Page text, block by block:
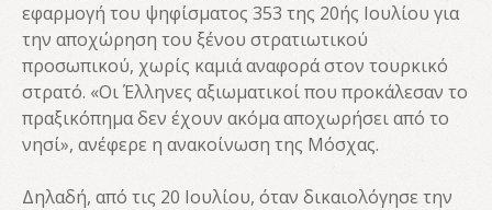
εφαρμογή του ψηφίσματος 353 της 20ής Ιουλίου για
την αποχώρηση του ξένου στρατιωτικού
προσωπικού, χωρίς καμιά αναφορά στον τουρκικό
στρατό. «Οι Έλληνες αξιωματικοί που προκάλεσαν το
πραξικόπημα δεν έχουν ακόμα αποχωρήσει από το
νησί», ανέφερε η ανακοίνωση της Μόσχας.
Δηλαδή, από τις 20 Ιουλίου, όταν δικαιολόγησε την